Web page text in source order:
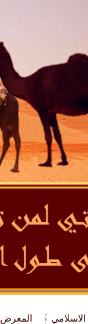
المعرض